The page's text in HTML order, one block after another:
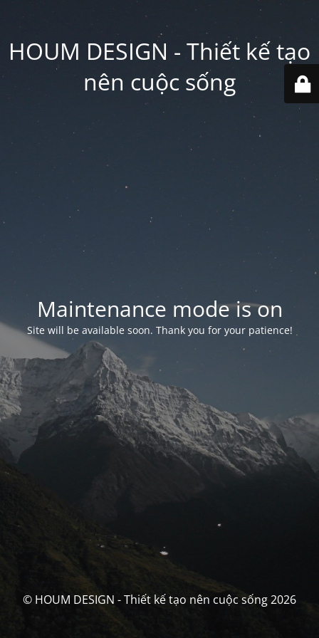
HOUM DESIGN - Thiết kế tạo
nên cuộc sống
Maintenance mode is on
Site will be available soon. Thank you for your patience!
© HOUM DESIGN - Thiết kế tạo nên cuộc sống 2026